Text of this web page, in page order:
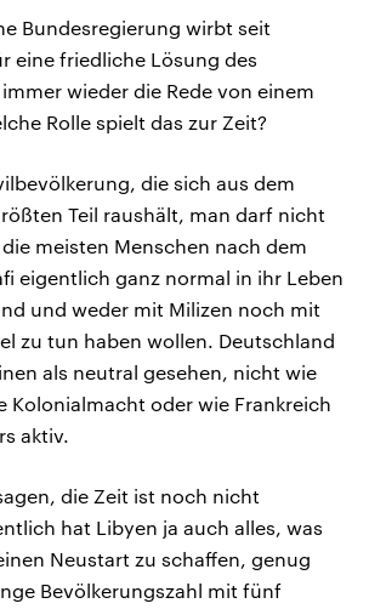
Bundesregierung wirbt seit
eine friedliche Lösung des
wieder die Rede von einem
Rolle spielt das zur Zeit?
die sich aus dem
Teil raushält, man darf nicht
meisten Menschen nach dem
eigentlich ganz normal in ihr Leben
und weder mit Milizen noch mit
zu tun haben wollen. Deutschland
als neutral gesehen, nicht wie
Kolonialmacht oder wie Frankreich
aktiv.
die Zeit ist noch nicht
hat Libyen ja auch alles, was
Neustart zu schaffen, genug
Bevölkerungszahl mit fünf